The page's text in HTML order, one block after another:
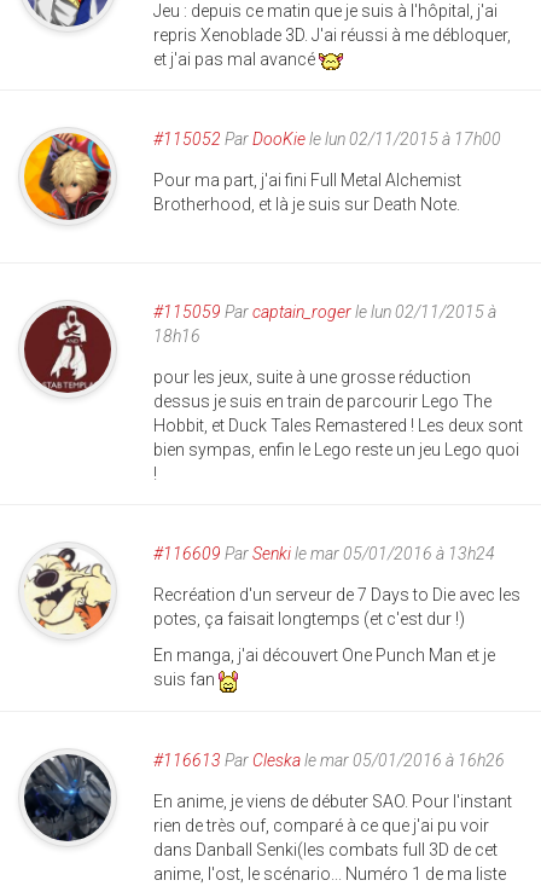
Jeu : depuis ce matin que je suis à l'hôpital, j'ai
repris Xenoblade 3D. J'ai réussi à me débloquer,
et j'ai pas mal avancé
#115052 ParDooKiele lun 02/11/2015 à 17h00
Pour ma part, j'ai fini Full Metal Alchemist
Brotherhood, et là je suis sur Death Note.
#115059 Parcaptain_rogerle lun 02/11/2015 à
18h16
pour les jeux, suite à une grosse réduction
dessus je suis en train de parcourir Lego The
Hobbit, et Duck Tales Remastered ! Les deux sont
bien sympas, enfin le Lego reste un jeu Lego quoi
!
#116609 ParSenkile mar 05/01/2016 à 13h24
Recréation d'un serveur de 7 Days to Die avec les
potes, ça faisait longtemps (et c'est dur !)
En manga, j'ai découvert One Punch Man et je
suis fan
#116613 Par Cleskale mar 05/01/2016 à 16h26
En anime, je viens de débuter SAO. Pour l'instant
rien de très ouf, comparé à ce que j'ai pu voir
dans Danball Senki(les combats full 3D de cet
anime, l'ost, le scénario... Numéro 1 de ma liste